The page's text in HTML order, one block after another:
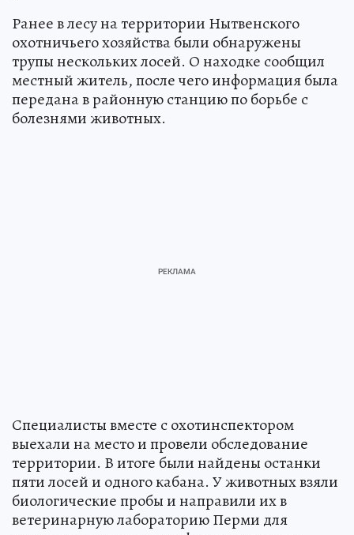
Ранее в лесу на территории Нытвенского
охотничьего хозяйства были обнаружены
трупы нескольких лосей. О находке сообщил
местный житель, после чего информация была
передана в районную станцию по борьбе с
болезнями животных.
Специалисты вместе с охотинспектором
выехали на место и провели обследование
территории. В итоге были найдены останки
пяти лосей и одного кабана. У животных взяли
биологические пробы и направили их в
ветеринарную лабораторию Перми для